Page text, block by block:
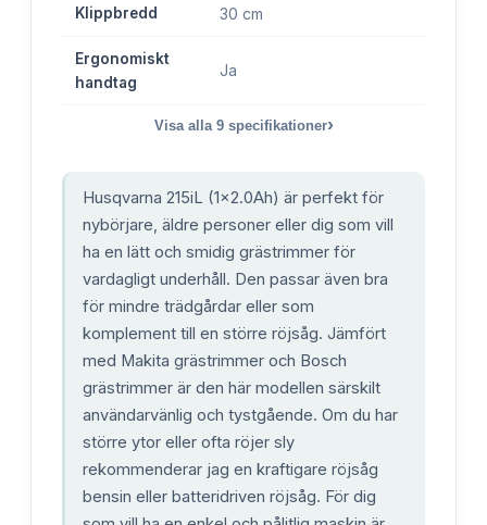
Klippbredd 30 cm
Ergonomiskt
handtag
Ja
Visa alla 9specifikationer›
Husqvarna 215iL (1x2.0Ah) är perfekt för
nybörjare, äldre personer eller dig som vill
ha en lätt och smidig grästrimmer för
vardagligt underhåll. Den passar även bra
för mindre trädgårdar eller som
komplement till en större röjsåg. Jämfört
med Makita grästrimmer och Bosch
grästrimmer är den här modellen särskilt
användarvänlig och tystgående. Om du har
större ytor eller ofta röjer sly
rekommenderar jag en kraftigare röjsåg
bensin eller batteridriven röjsåg. För dig